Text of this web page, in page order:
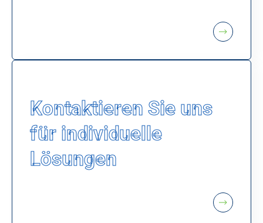
Kontaktieren Sie uns
für individuelle
Lösungen